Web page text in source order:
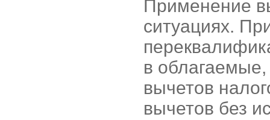
Применение
ситуациях.
в
вычетов
вычетов без